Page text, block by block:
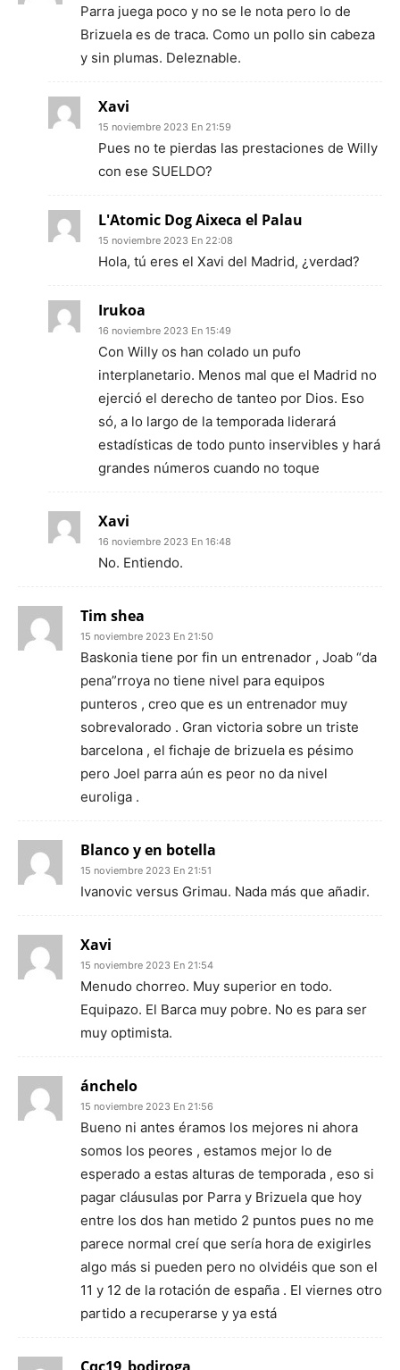
Parra juega poco y no se le nota pero lo de
Brizuela es de traca. Como un pollo sin cabeza
y sin plumas. Deleznable.
Xavi
15 noviembre 2023 En 21:59
Pues no te pierdas las prestaciones de Willy
con ese SUELDO?
L'Atomic Dog Aixeca el Palau
15 noviembre 2023 En 22:08
Hola, tú eres el Xavi del Madrid, ¿verdad?
Irukoa
16 noviembre 2023 En 15:49
Con Willy os han colado un pufo
interplanetario. Menos mal que el Madrid no
ejerció el derecho de tanteo por Dios. Eso
só, a lo largo de la temporada liderará
estadísticas de todo punto inservibles y hará
grandes números cuando no toque
Xavi
16 noviembre 2023 En 16:48
No. Entiendo.
Tim shea
15 noviembre 2023 En 21:50
Baskonia tiene por fin un entrenador , Joab “da
pena”rroya no tiene nivel para equipos
punteros , creo que es un entrenador muy
sobrevalorado . Gran victoria sobre un triste
barcelona , el fichaje de brizuela es pésimo
pero Joel parra aún es peor no da nivel
euroliga .
Blanco y en botella
15 noviembre 2023 En 21:51
Ivanovic versus Grimau. Nada más que añadir.
Xavi
15 noviembre 2023 En 21:54
Menudo chorreo. Muy superior en todo.
Equipazo. El Barca muy pobre. No es para ser
muy optimista.
ánchelo
15 noviembre 2023 En 21:56
Bueno ni antes éramos los mejores ni ahora
somos los peores , estamos mejor lo de
esperado a estas alturas de temporada , eso si
pagar cláusulas por Parra y Brizuela que hoy
entre los dos han metido 2 puntos pues no me
parece normal creí que sería hora de exigirles
algo más si pueden pero no olvidéis que son el
11 y 12 de la rotación de españa . El viernes otro
partido a recuperarse y ya está